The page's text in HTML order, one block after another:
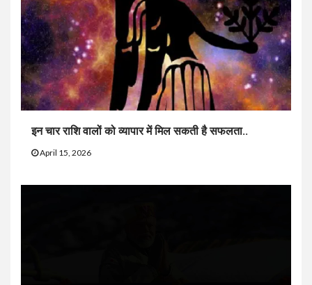
इन चार राशि वालों को व्यापार में मिल सकती है सफलता..
April 15, 2026